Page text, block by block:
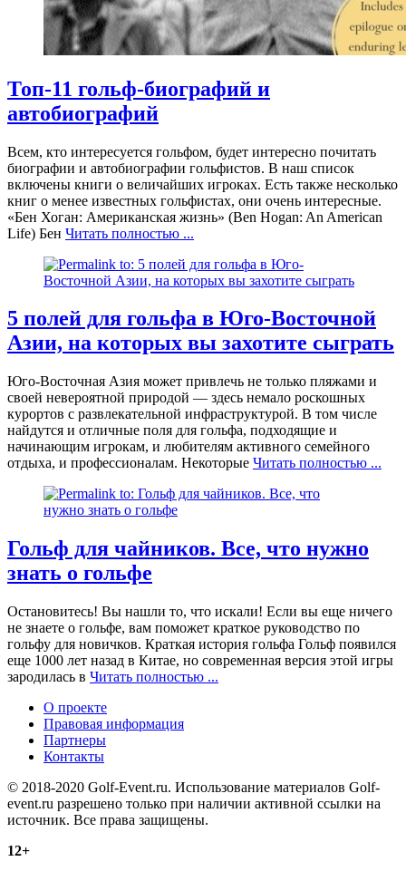
Топ-11 гольф-биографий и
автобиографий
Всем, кто интересуется гольфом, будет интересно почитать
биографии и автобиографии гольфистов. В наш список
включены книги о величайших игроках. Есть также несколько
книг о менее известных гольфистах, они очень интересные.
«Бен Хоган: Американская жизнь» (Ben Hogan: An American
Life) Бен Читать полностью ...
5 полей для гольфа в Юго-Восточной
Азии, на которых вы захотите сыграть
Юго-Восточная Азия может привлечь не только пляжами и
своей невероятной природой — здесь немало роскошных
курортов с развлекательной инфраструктурой. В том числе
найдутся и отличные поля для гольфа, подходящие и
начинающим игрокам, и любителям активного семейного
отдыха, и профессионалам. Некоторые Читать полностью ...
Гольф для чайников. Все, что нужно
знать о гольфе
Остановитесь! Вы нашли то, что искали! Если вы еще ничего
не знаете о гольфе, вам поможет краткое руководство по
гольфу для новичков. Краткая история гольфа Гольф появился
еще 1000 лет назад в Китае, но современная версия этой игры
зародилась в Читать полностью ...
О проекте
Правовая информация
Партнеры
Контакты
© 2018-2020 Golf-Event.ru. Использование материалов Golf-
event.ru разрешено только при наличии активной ссылки на
источник. Все права защищены.
12+